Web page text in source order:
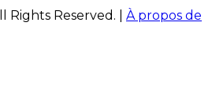
Reserved. | À propos de